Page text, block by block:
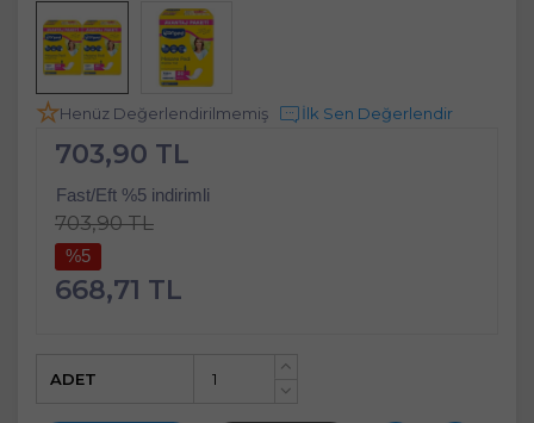
Henüz Değerlendirilmemiş İlk Sen Değerlendir
703,90 TL
Fast/Eft %5 indirimli
703,90 TL
%5
668,71 TL
+
ADET